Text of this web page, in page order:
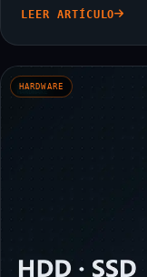
LEER ARTÍCULO
HARDWARE